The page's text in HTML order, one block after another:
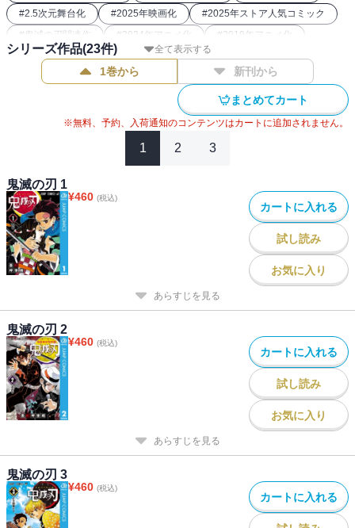
#2.5次元舞台化 #2025年映画化 #2025年ストア人気コミック
# 鬼滅の刃関連作 #2024年アニメ化 #2019年アニメ化
#ダークファンタジー漫画 #2023年アニメ化
大正浪漫コミック #鬼コミック
2020年映画化
全て表示する
シリーズ作品(23件)
1巻から 新刊から
まとめてカート
※無料、予約、入荷通知のコンテンツはカートに追加されません。
1 2 3
鬼滅の刃 1
¥460 (税込)
カートに入れる
試し読み
お気に入り
あらすじを見る
鬼滅の刃 2
¥460 (税込)
カートに入れる
試し読み
お気に入り
あらすじを見る
鬼滅の刃 3
¥460 (税込)
カートに入れる